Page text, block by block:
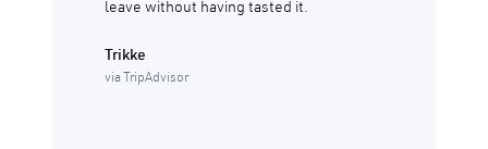
leave without having tasted it.
Trikke
via TripAdvisor